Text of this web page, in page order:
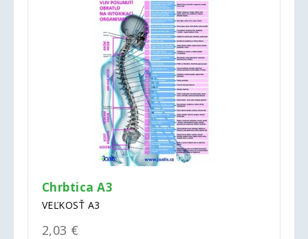
Chrbtica A3
VEĽKOSŤ A3
2,03 €